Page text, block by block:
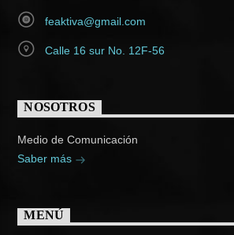
feaktiva@gmail.com
Calle 16 sur No. 12F-56
NOSOTROS
Medio de Comunicación
Saber más
MENÚ